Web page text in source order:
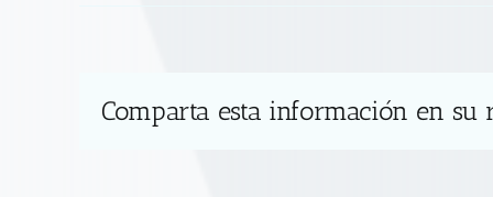
Comparta esta información en su